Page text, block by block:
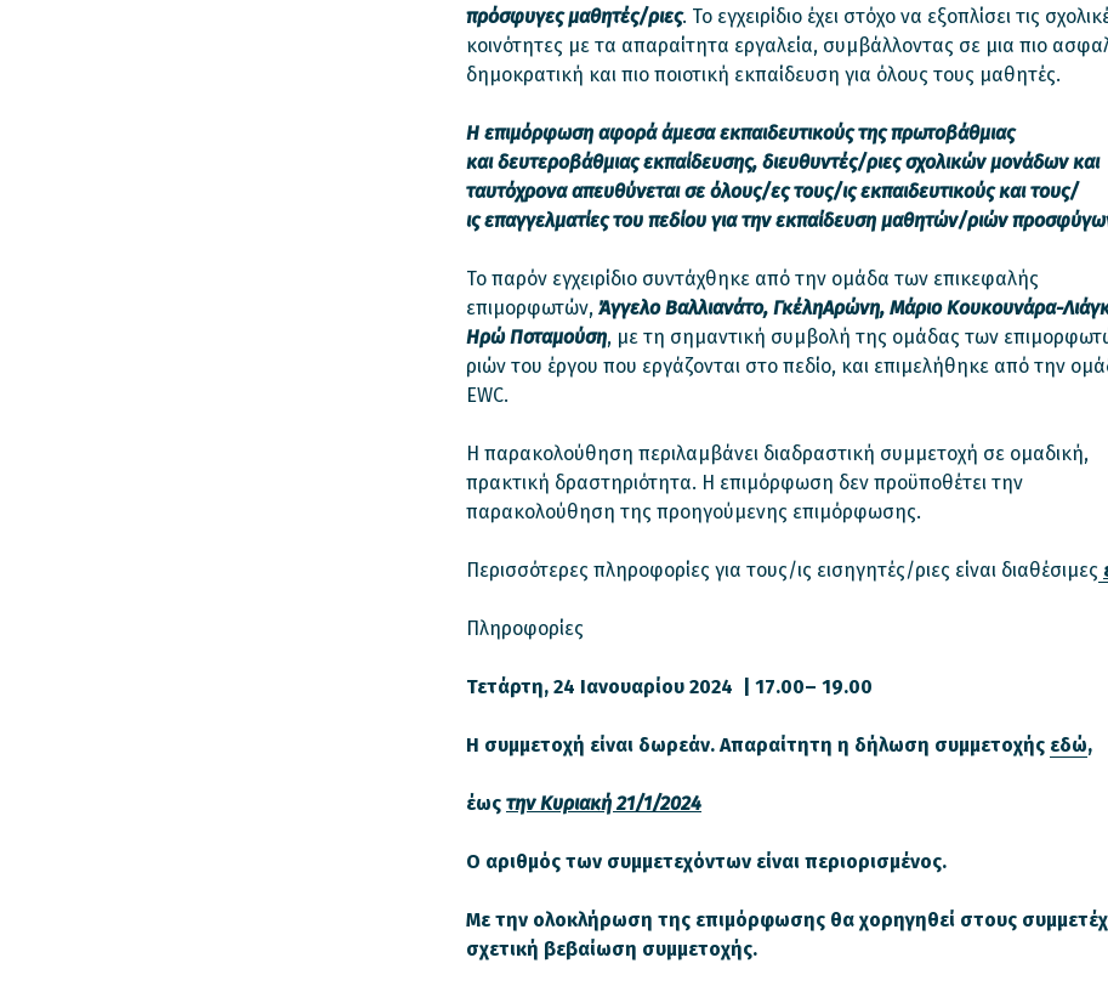
πρόσφυγες μαθητές/ριες. Το εγχειρίδιο έχει στόχο να εξοπλίσει τις
κοινότητες με τα απαραίτητα εργαλεία, συμβάλλοντας σε μια πιο
δημοκρατική και πιο ποιοτική εκπαίδευση για όλους τους μαθητές.
Η επιμόρφωση αφορά άμεσα εκπαιδευτικούς της πρωτοβάθμιας
καιδευτεροβάθμιαςεκπαίδευσης, διευθυντές/ριεςσχολικών μονάδων και
ταυτόχρονα απευθύνεται σε όλους/ες τους/ιςεκπαιδευτικούς καιτους/
ιςεπαγγελματίες του πεδίου για την εκπαίδευση μαθητών/ριών
Το παρόν εγχειρίδιο συντάχθηκε από την ομάδα των επικεφαλής
επιμορφωτών, Άγγελο Βαλλιανάτο, ΓκέληΑρώνη, Μάριο Κουκουνάρα-
Ηρώ Ποταμούση, με τη σημαντική συμβολή της ομάδας των
ριών του έργου που εργάζονται στο πεδίο, και επιμελήθηκε από την
EWC.
Η παρακολούθηση περιλαμβάνει διαδραστική συμμετοχή σε ομαδική,
πρακτική δραστηριότητα. Η επιμόρφωση δεν προϋποθέτει την
παρακολούθηση της προηγούμενης επιμόρφωσης.
Περισσότερες πληροφορίες για τους/ις εισηγητές/ριες είναι διαθέσιμες
Πληροφορίες
Τετάρτη, 24 Ιανουαρίου 2024 | 17.00– 19.00
Η συμμετοχή είναι δωρεάν. Απαραίτητη η δήλωση συμμετοχής εδώ,
έως την Κυριακή 21/1/2024
Ο αριθμός των συμμετεχόντων είναι περιορισμένος.
Με την ολοκλήρωση της επιμόρφωσης θα χορηγηθεί στους
σχετική βεβαίωση συμμετοχής.